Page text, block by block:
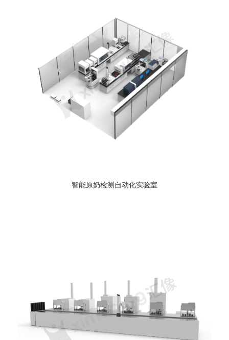
智能原奶检测自动化实验室